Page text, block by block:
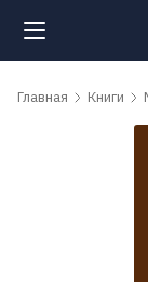
Поиск
Главная Книги